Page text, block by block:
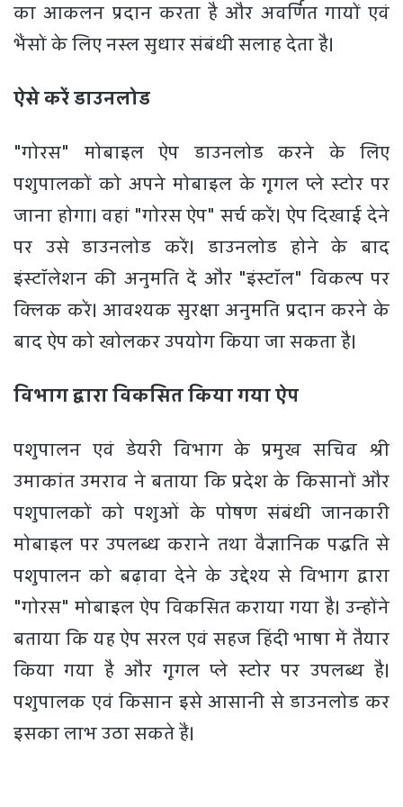
का आकलन प्रदान करता है और अवर्णित गायों एवं
भैंसों के लिए नस्ल सुधार संबंधी सलाह देता है।
ऐसे करें डाउनलोड
"गोरस" मोबाइल ऐप डाउनलोड करने के लिए
पशुपालकों को अपने मोबाइल के गूगल प्ले स्टोर पर
जाना होगा। वहां "गोरस ऐप" सर्च करें। ऐप दिखाई देने
पर उसे डाउनलोड करें। डाउनलोड होने के बाद
इंस्टॉलेशन की अनुमति दें और "इंस्टॉल" विकल्प पर
क्लिक करें। आवश्यक सुरक्षा अनुमति प्रदान करने के
बाद ऐप को खोलकर उपयोग किया जा सकता है।
विभाग द्वारा विकसित किया गया ऐप
पशुपालन एवं डेयरी विभाग के प्रमुख सचिव श्री
उमाकांत उमराव ने बताया कि प्रदेश के किसानों और
पशुपालकों को पशुओं के पोषण संबंधी जानकारी
मोबाइल पर उपलब्ध कराने तथा वैज्ञानिक पद्धति से
पशुपालन को बढ़ावा देने के उद्देश्य से विभाग द्वारा
"गोरस" मोबाइल ऐप विकसित कराया गया है। उन्होंने
बताया कि यह ऐप सरल एवं सहज हिंदी भाषा में तैयार
किया गया है और गूगल प्ले स्टोर पर उपलब्ध है।
पशुपालक एवं किसान इसे आसानी से डाउनलोड कर
इसका लाभ उठा सकते हैं।